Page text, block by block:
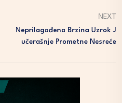
NEXT
Neprilagođena Brzina Uzrok J
Učerašnje Prometne Nesreće